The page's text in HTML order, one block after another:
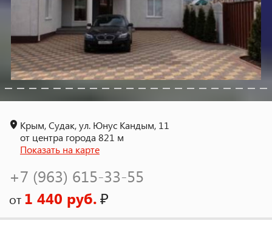
Крым, Судак, ул. Юнус Кандым, 11
от центра города 821 м
Показать на карте
+7 (963) 615-33-55
от 1 440 руб.₽